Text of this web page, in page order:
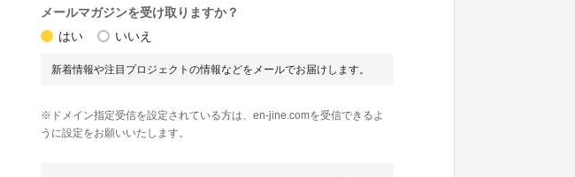
メールマガジンを受け取りますか？
はい
いいえ
新着情報や注目プロジェクトの情報などをメールでお届けします。
※ドメイン指定受信を設定されている方は、en-jine.comを受信できるよ
うに設定をお願いいたします。